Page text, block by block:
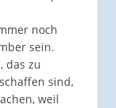
noch
sein.
das zu
sind,
weil